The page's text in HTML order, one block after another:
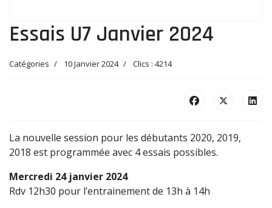
Essais U7 Janvier 2024
Catégories 10 Janvier 2024 Clics : 4214
La nouvelle session pour les débutants 2020, 2019,
2018 est programmée avec 4 essais possibles.
Mercredi 24 janvier 2024
Rdv 12h30 pour l’entrainement de 13h à 14h